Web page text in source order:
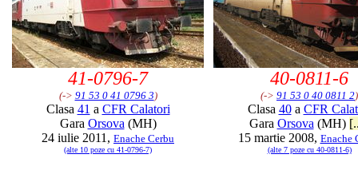
41-0796-7
(-> 91 53 0 41 0796 3)
Clasa 41 a CFR Calatori
Gara Orsova (MH)
24 iulie 2011, Enache Cerbu
(alte 10 poze cu 41-0796-7)
40-0811-6
(-> 91 53 0 40 0811 2)
Clasa 40a CFR
Gara Orsova (MH)
15 martie 2008, Enache
(alte 7 poze cu 40-0811-6)